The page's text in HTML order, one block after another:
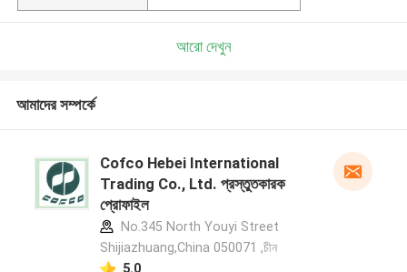
আরো দেখুন
আমাদের সম্পর্কে
Cofco Hebei International
Trading Co., Ltd. প্রস্তুতকারক
প্রোফাইল
No.345 North Youyi Street
Shijiazhuang,China 050071 ,চীন
5.0